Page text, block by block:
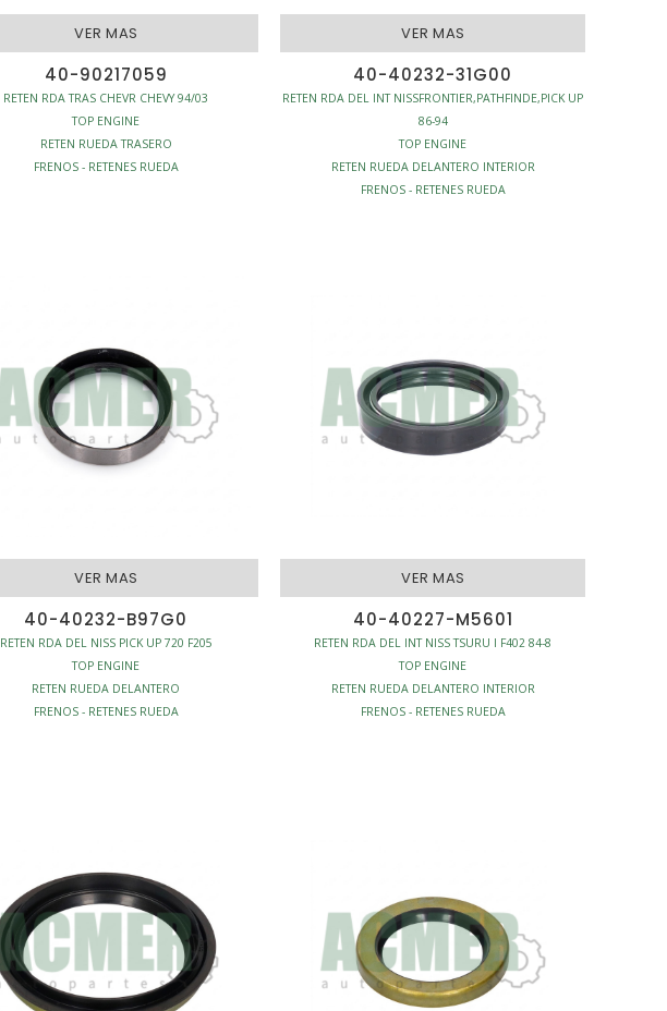
VER MAS
40-90217059
RETEN RDA TRAS CHEVR CHEVY 94/03
TOP ENGINE
RETEN RUEDA TRASERO
FRENOS - RETENES RUEDA
VER MAS
40-40232-31G00
RETEN RDA DEL INT NISSFRONTIER,PATHFINDE,PICK UP
86-94
TOP ENGINE
RETEN RUEDA DELANTERO INTERIOR
FRENOS - RETENES RUEDA
VER MAS
40-40232-B97G0
RETEN RDA DEL NISS PICK UP 720 F205
TOP ENGINE
RETEN RUEDA DELANTERO
FRENOS - RETENES RUEDA
VER MAS
40-40227-M5601
RETEN RDA DEL INT NISS TSURU I F402 84-8
TOP ENGINE
RETEN RUEDA DELANTERO INTERIOR
FRENOS - RETENES RUEDA